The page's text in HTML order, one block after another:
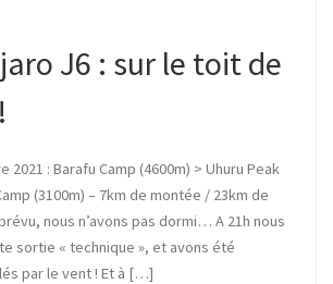
J6 : sur le toit de
2021 : Barafu Camp (4600m) > Uhuru Peak
(3100m) – 7km de montée / 23km de
nous n’avons pas dormi… A 21h nous
sortie « technique », et avons été
par le vent ! Et à […]